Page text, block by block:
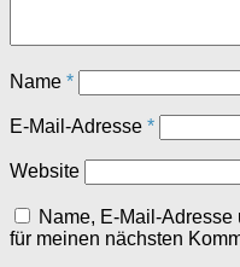
Name *
E-Mail-Adresse *
Website
Name, E-Mail-
für meinen nächsten